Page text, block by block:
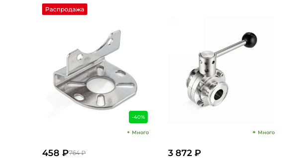
Распродажа
-40%
Много
764 ₽
458 ₽
Много
3 872 ₽